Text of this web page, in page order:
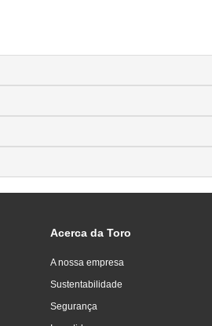
Acerca da Toro
A nossa empresa
Sustentabilidade
Segurança